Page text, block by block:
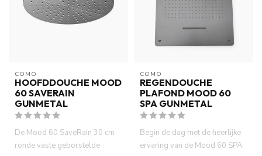
COMO
HOOFDDOUCHE MOOD
60 SAVERAIN
GUNMETAL
De Mood 60 SaveRain 30 cm
ronde vaste geborstelde
COMO
REGENDOUCHE
PLAFOND MOOD 60
SPA GUNMETAL
Begin de dag met de heerlijke
ervaring van de Mood 60 SPA